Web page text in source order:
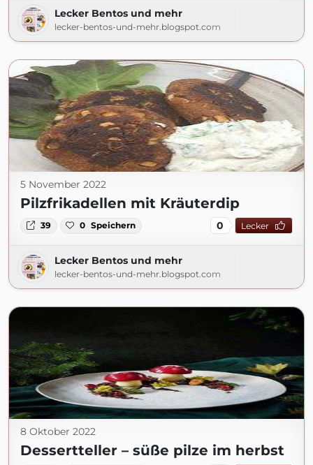
Lecker Bentos und mehr
lecker-bentos-und-mehr.blogspot.com
5 November 2022
Pilzfrikadellen mit Kräuterdip
39 0 Speichern 0 Lecker
Lecker Bentos und mehr
lecker-bentos-und-mehr.blogspot.com
8 Oktober 2022
Dessertteller – süße pilze im herbst